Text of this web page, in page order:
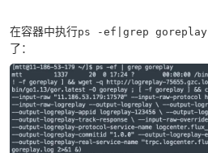
在容器中执行ps -ef|grep goreplay
了：